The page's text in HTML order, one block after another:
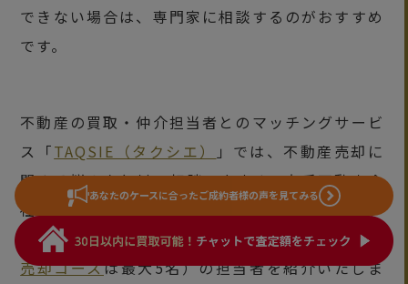
できない場合は、専門家に相談するのがおすすめ
です。
不動産の買取・仲介担当者とのマッチングサービ
ス「TAQSIE（タクシエ）
」では、不動産売却に
関する悩みを無料で相談できます。大手不動産会
社80社以上から厳選された700名以上の中から、
お客様の要望に寄り添える3名（買取のスピード
売却コースは最大5名）の担当者を紹介いたしま
あなたのケースに合ったご成約者様の声を見てみる